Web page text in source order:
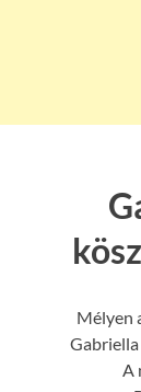
Mélyen
A